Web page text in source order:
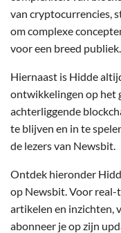
van cryptocurrencies,
om complexe
voor een breed publiek.
Hiernaast is Hidde
ontwikkelingen op het
achterliggende
te blijven en in te
de lezers van Newsbit.
Ontdek hieronder
op Newsbit. Voor
artikelen en inzichten,
abonneer je op zijn